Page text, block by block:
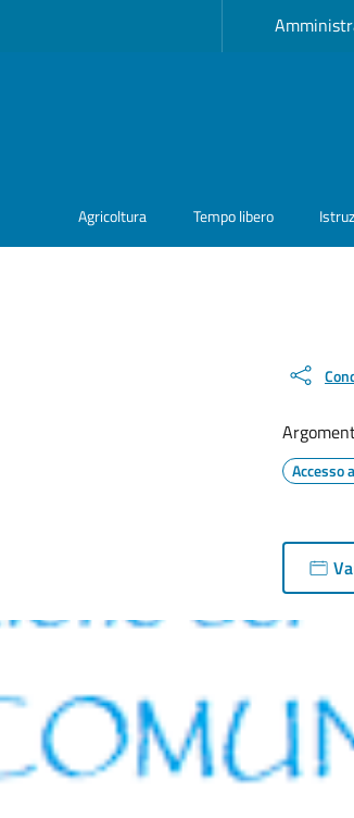
Agricoltura Tempo libero
Accesso